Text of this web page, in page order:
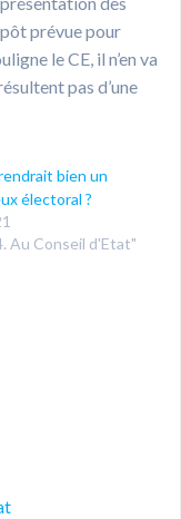
prévue pour
le CE, il n’en va
pas d’une
bien un
électoral ?
Au Conseil d'Etat"